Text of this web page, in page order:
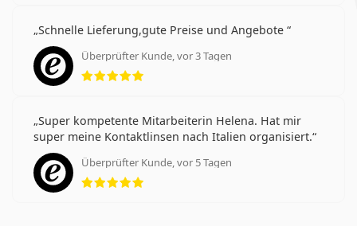
Schnelle Lieferung,gute Preise und Angebote
Überprüfter Kunde, vor 3 Tagen
Bewertung 5 aus 5
Super kompetente Mitarbeiterin Helena. Hat mir
super meine Kontaktlinsen nach Italien organisiert.
Überprüfter Kunde, vor 5 Tagen
Bewertung 5 aus 5